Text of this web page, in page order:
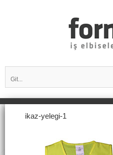
Git...
ikaz-yelegi-1